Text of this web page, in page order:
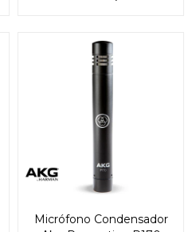
Micrófono Condensador